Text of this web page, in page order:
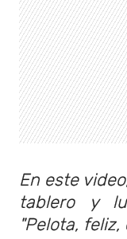
En este
tablero y
"Pelota, feliz,